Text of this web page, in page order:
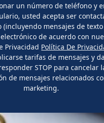
un número de teléfono y
usted acepta ser
(incluyendo mensajes de texto
de acuerdo con
Privacidad Política De
tarifas de mensajes y
STOP para cancelar
de mensajes relacionados
marketing.